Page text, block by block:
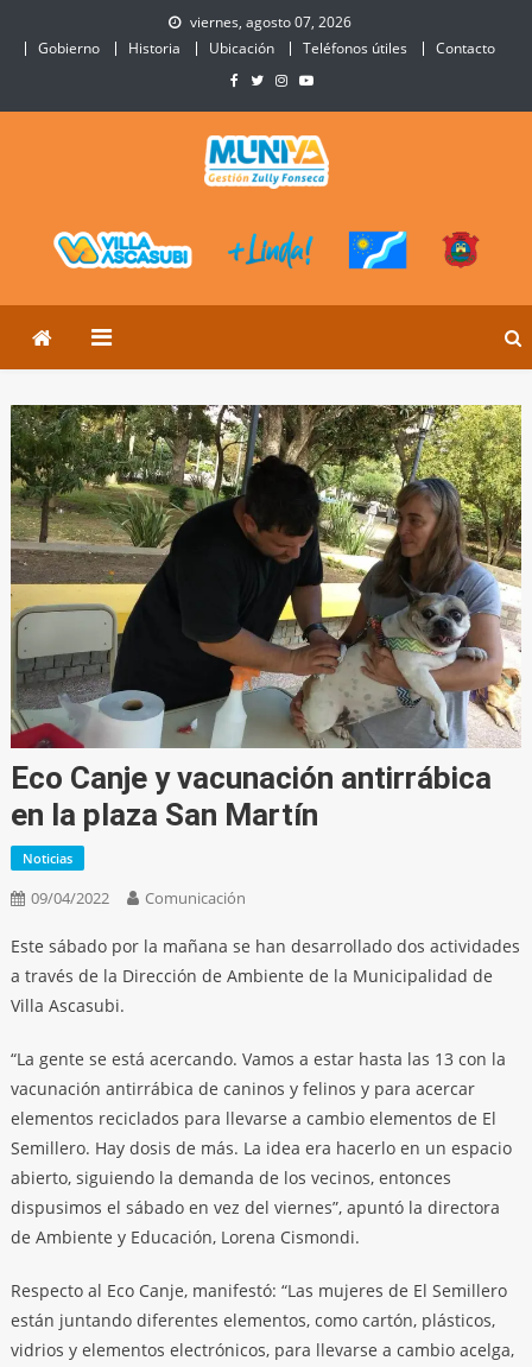
viernes, agosto 07, 2026
Gobierno
Historia Ubicación Teléfonos útiles Contacto
Ascasubi
Eco Canje y vacunación antirrábica
en la plaza San Martín
Noticias
09/04/2022 Comunicación
Este sábado por la mañana se han desarrollado dos actividades
a través de la Dirección de Ambiente de la Municipalidad de
Villa Ascasubi.
“La gente se está acercando. Vamos a estar hasta las 13 con la
vacunación antirrábica de caninos y felinos y para acercar
elementos reciclados para llevarse a cambio elementos de El
Semillero. Hay dosis de más. La idea era hacerlo en un espacio
abierto, siguiendo la demanda de los vecinos, entonces
dispusimos el sábado en vez del viernes”, apuntó la directora
de Ambiente y Educación, Lorena Cismondi.
Respecto al Eco Canje, manifestó: “Las mujeres de El Semillero
están juntando diferentes elementos, como cartón, plásticos,
vidrios y elementos electrónicos, para llevarse a cambio acelga,